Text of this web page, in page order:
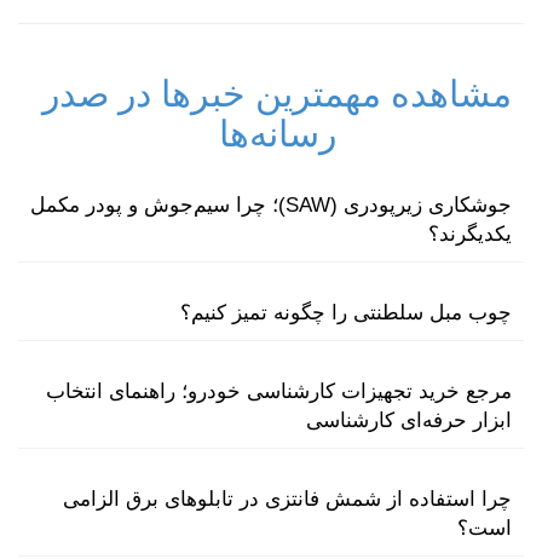
مشاهده مهمترین خبرها در صدر
رسانه‌ها
جوشکاری زیرپودری (SAW)؛ چرا سیم‌جوش و پودر مکمل
یکدیگرند؟
چوب مبل سلطنتی را چگونه تمیز کنیم؟
مرجع خرید تجهیزات کارشناسی خودرو؛ راهنمای انتخاب
ابزار حرفه‌ای کارشناسی
چرا استفاده از شمش فانتزی در تابلوهای برق الزامی
است؟